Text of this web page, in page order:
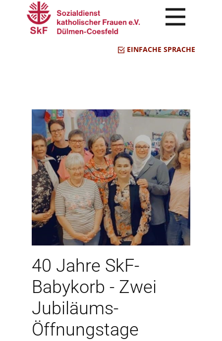
EINFACHE SPRACHE
40 Jahre SkF-
Babykorb - Zwei
Jubiläums-
Öffnungstage